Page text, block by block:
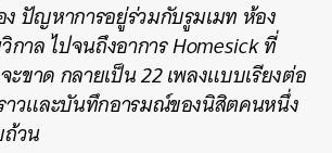
ปัญหาการอยู่ร่วมกับรูมเมท ห้อง
กาล ไปจนถึงอาการ Homesick ที่
ขาด กลายเป็น 22 เพลงแบบเรียงต่อ
าวและบันทึกอารมณ์ของนิสิตคนหนึ่ง
ถ้วน